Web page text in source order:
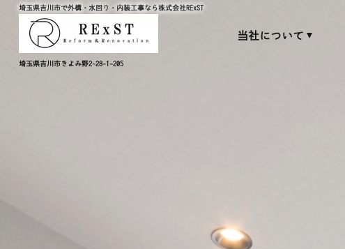
埼玉県吉川市で外構・水回り・内装工事なら株式会社RExST
埼玉県吉川市きよみ野2-28-1-205
当社について